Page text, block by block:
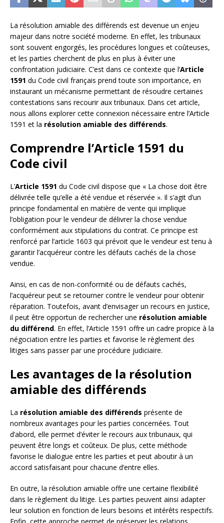
La résolution amiable des différends est devenue un enjeu
majeur dans notre société moderne. En effet, les tribunaux
sont souvent engorgés, les procédures longues et coûteuses,
et les parties cherchent de plus en plus à éviter une
confrontation judiciaire. C’est dans ce contexte que l’Article
1591 du Code civil français prend toute son importance, en
instaurant un mécanisme permettant de résoudre certaines
contestations sans recourir aux tribunaux. Dans cet article,
nous allons explorer cette connexion nécessaire entre l’Article
1591 et la résolution amiable des différends.
Comprendre l’Article 1591 du
Code civil
L’Article 1591 du Code civil dispose que « La chose doit être
délivrée telle qu’elle a été vendue et réservée ». Il s’agit d’un
principe fondamental en matière de vente qui implique
l’obligation pour le vendeur de délivrer la chose vendue
conformément aux stipulations du contrat. Ce principe est
renforcé par l’article 1603 qui prévoit que le vendeur est tenu à
garantir l’acquéreur contre les défauts cachés de la chose
vendue.
Ainsi, en cas de non-conformité ou de défauts cachés,
l’acquéreur peut se retourner contre le vendeur pour obtenir
réparation. Toutefois, avant d’envisager un recours en justice,
il peut être opportun de rechercher une résolution amiable
du différend. En effet, l’Article 1591 offre un cadre propice à la
négociation entre les parties et favorise le règlement des
litiges sans passer par une procédure judiciaire.
Les avantages de la résolution
amiable des différends
La résolution amiable des différends présente de
nombreux avantages pour les parties concernées. Tout
d’abord, elle permet d’éviter le recours aux tribunaux, qui
peuvent être longs et coûteux. De plus, cette méthode
favorise le dialogue entre les parties et peut aboutir à un
accord satisfaisant pour chacune d’entre elles.
En outre, la résolution amiable offre une certaine flexibilité
dans le règlement du litige. Les parties peuvent ainsi adapter
leur solution en fonction de leurs besoins et intérêts respectifs.